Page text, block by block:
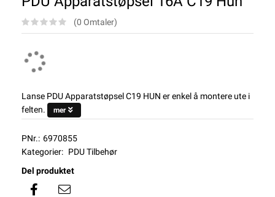
(0 Omtaler)
Lanse PDU Apparatstøpsel C19 HUN er enkel å montere ute i
felten.
mer
PNr.: 6970855
Kategorier: PDU Tilbehør
Del produktet